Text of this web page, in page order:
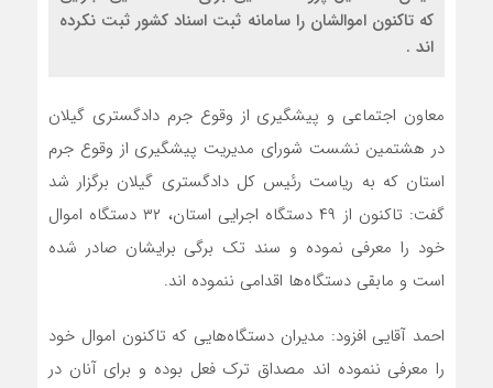
که تاکنون اموالشان را سامانه ثبت اسناد کشور ثبت نکرده
اند .
معاون اجتماعی و پیشگیری از وقوع جرم دادگستری گیلان
در هشتمین نشست شورای مدیریت پیشگیری از وقوع جرم
استان که به ریاست رئیس کل دادگستری گیلان برگزار شد
گفت: تاکنون از ۴۹ دستگاه اجرایی استان، ۳۲ دستگاه اموال
خود را معرفی نموده و سند تک برگی برایشان صادر شده
است و مابقی دستگاه‌ها اقدامی ننموده اند.
احمد آقایی افزود: مدیران دستگاه‌هایی که تاکنون اموال خود
را معرفی ننموده اند مصداق ترک فعل بوده و برای آنان در